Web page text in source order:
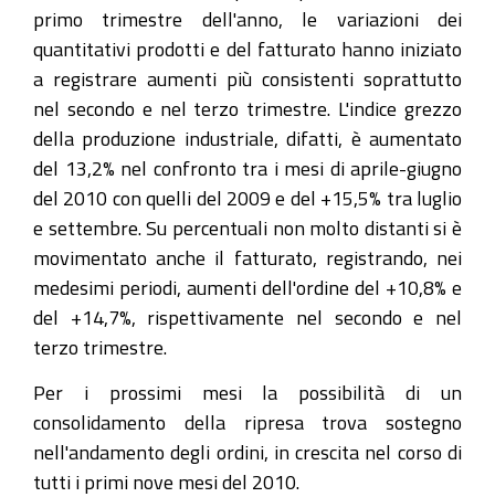
primo trimestre dell'anno, le variazioni dei
quantitativi prodotti e del fatturato hanno iniziato
a registrare aumenti più consistenti soprattutto
nel secondo e nel terzo trimestre. L'indice grezzo
della produzione industriale, difatti, è aumentato
del 13,2% nel confronto tra i mesi di aprile-giugno
del 2010 con quelli del 2009 e del +15,5% tra luglio
e settembre. Su percentuali non molto distanti si è
movimentato anche il fatturato, registrando, nei
medesimi periodi, aumenti dell'ordine del +10,8% e
del +14,7%, rispettivamente nel secondo e nel
terzo trimestre.
Per i prossimi mesi la possibilità di un
consolidamento della ripresa trova sostegno
nell'andamento degli ordini, in crescita nel corso di
tutti i primi nove mesi del 2010.